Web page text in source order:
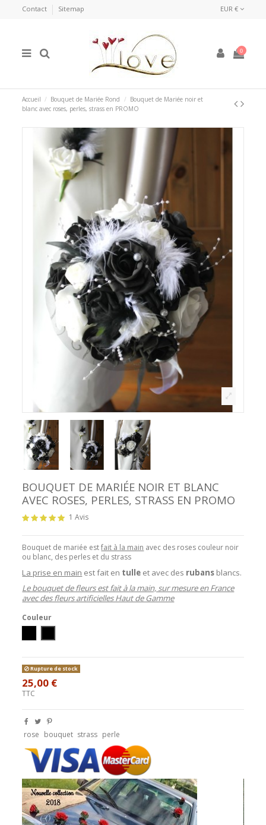
Contact Sitemap EUR €
0
Accueil Bouquet de Mariée Rond
Bouquet de Mariée noir et
blanc avec roses, perles, strass en PROMO
BOUQUET DE MARIÉE NOIR ET BLANC
AVEC ROSES, PERLES, STRASS EN PROMO
1 Avis
Bouquet de mariée estfait à la main avec des roses couleur noir
ou blanc, des perles et du strass
La prise en main est fait en tulle et avec des rubans blancs.
Le bouquet de fleurs est fait à la main, sur mesure en France
avec des fleurs artificielles Haut de Gamme
Couleur
Rupture de stock
25,00 €
TTC
rose bouquet strass perle